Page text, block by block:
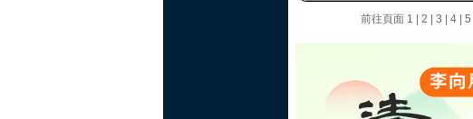
前往頁面 1 2 3 4| 5